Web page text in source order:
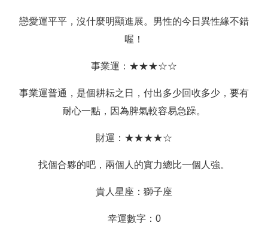
戀愛運平平，沒什麼明顯進展。男性的今日異性緣不錯
喔！
事業運：★★★☆☆
事業運普通，是個耕耘之日，付出多少回收多少，要有
耐心一點，因為脾氣較容易急躁。
財運：★★★★☆
找個合夥的吧，兩個人的實力總比一個人強。
貴人星座：獅子座
幸運數字：0